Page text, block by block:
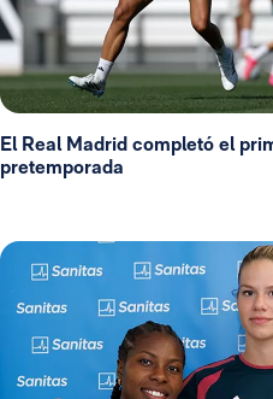
El Real Madrid completó el
pretemporada